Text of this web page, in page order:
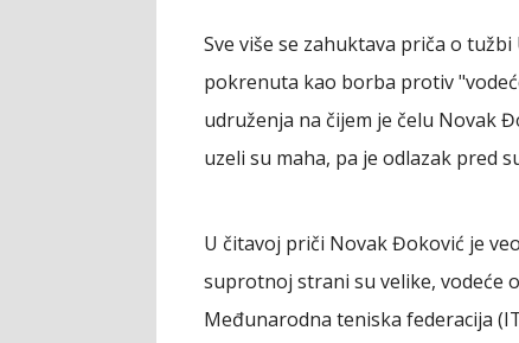
Sve više se zahuktava priča o
pokrenuta kao borba protiv
udruženja na čijem je čelu Novak
uzeli su maha, pa je odlazak pred
U čitavoj priči Novak Đoković je
suprotnoj strani su velike, vodeće
Međunarodna teniska federacija